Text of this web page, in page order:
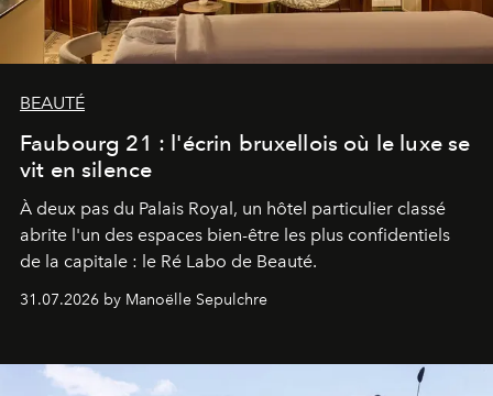
BEAUTÉ
Faubourg 21 : l'écrin bruxellois où le luxe se
vit en silence
À deux pas du Palais Royal, un hôtel particulier classé
abrite l'un des espaces bien-être les plus confidentiels
de la capitale : le Ré Labo de Beauté.
31.07.2026 by Manoëlle Sepulchre